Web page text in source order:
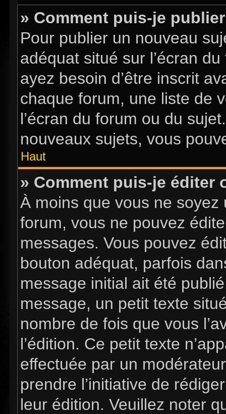
» Comment puis-je
Pour publier un nouveau
adéquat situé sur l’écran
ayez besoin d’être inscrit
chaque forum, une liste de
l’écran du forum ou du
nouveaux sujets, vous
Haut
» Comment puis-je éditer
À moins que vous ne
forum, vous ne pouvez
messages. Vous pouvez
bouton adéquat, parfois
message initial ait été
message, un petit texte
nombre de fois que vous
l’édition. Ce petit texte
effectuée par un
prendre l’initiative de
leur édition. Veuillez noter